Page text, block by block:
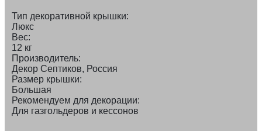
Тип декоративной крышки:
Люкс
Вес:
12 кг
Производитель:
Декор Септиков, Россия
Размер крышки:
Большая
Рекомендуем для декорации:
Для газгольдеров и кессонов